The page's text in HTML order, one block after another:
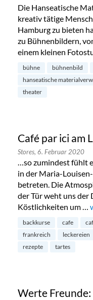
Die Hanseatische
kreativ tätige
Hamburg zu bieten
zu Bühnenbildern,
einem kleinen
bühne bühnenbild
hanseatische
theater
Café par ici am
Stores, 6. Februar 2020
…so zumindest fühlt
in der Maria-
betreten. Die
der Tür weht uns der
Köstlichkeiten um …
backkurse cafe
frankreich
leckereien
rezepte
tartes
Werte